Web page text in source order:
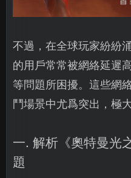
不過，在全球玩家紛紛
的用戶常常被網絡延遲
等問題所困擾。這些網
鬥場景中尤爲突出，極
一. 解析《奧特曼光
題